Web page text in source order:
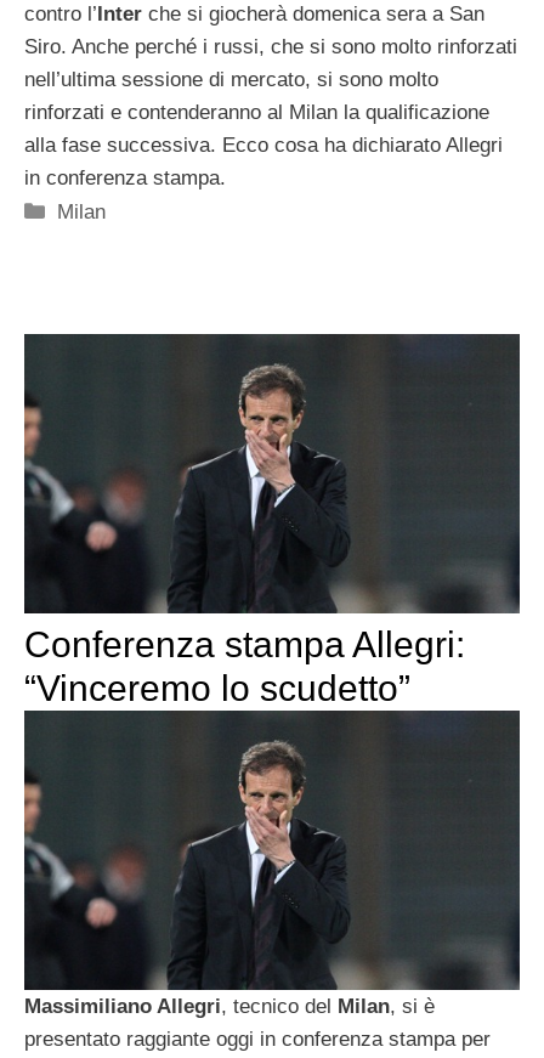
contro l’Inter che si giocherà domenica sera a San
Siro. Anche perché i russi, che si sono molto rinforzati
nell’ultima sessione di mercato, si sono molto
rinforzati e contenderanno al Milan la qualificazione
alla fase successiva. Ecco cosa ha dichiarato Allegri
in conferenza stampa.
Categorie
Milan
Conferenza stampa Allegri:
“Vinceremo lo scudetto”
Massimiliano Allegri, tecnico del Milan, si è
presentato raggiante oggi in conferenza stampa per